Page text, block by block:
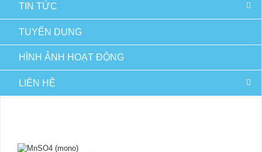
TIN TỨC
TUYỂN DỤNG
HÌNH ẢNH HOẠT ĐỘNG
LIÊN HỆ